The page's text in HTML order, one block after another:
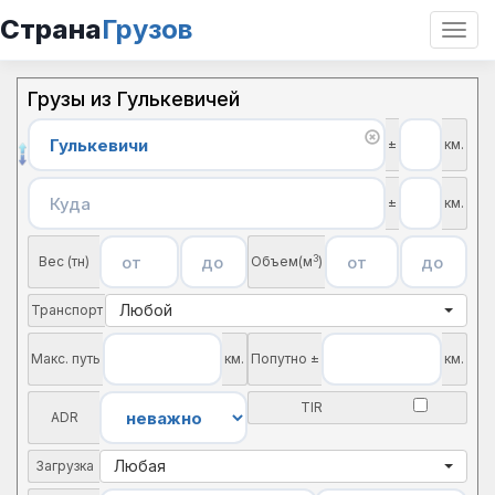
СтранаГрузов
Грузы из Гулькевичей
± км.
± км.
Вес (тн) Объем(м3)
Транспорт Любой
Макс. путь км. Попутно ± км.
ADR
TIR
Загрузка Любая